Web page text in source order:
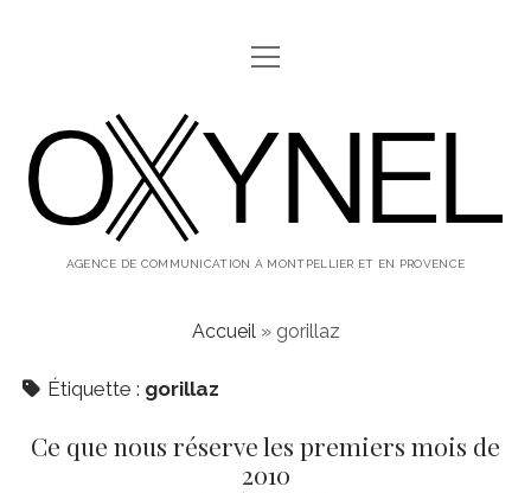
ABOUT
twitterinstagram
linkedin
ouvrir
menu
oxynel,
le
blog
AGENCE DE COMMUNICATION À MONTPELLIER ET EN PROVENCE
Accueil» gorillaz
Étiquette : gorillaz
Ce que nous réserve les premiers mois de
2010